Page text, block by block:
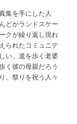
集を手にした人
どがランドスケー
クが繰り返し現れ
られたコミュニテ
い。道を歩く老婆
く彼の母親だろう
、祭りを祝う人々